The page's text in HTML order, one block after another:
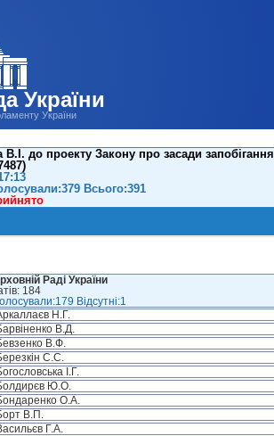
України
України
до проекту Закону про засади запобігання
Всього:391
Раді України
184
Відсутні:1
Н.Г.
В.Д.
В.Ф.
С.С.
І.Г.
Ю.О.
О.А.
В.П.
Г.А.